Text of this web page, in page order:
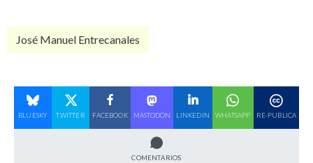
José Manuel Entrecanales
BLUESKY TWITTER FACEBOOK MASTODON LINKEDIN WHATSAPP RE-PUBLICA
COMENTARIOS